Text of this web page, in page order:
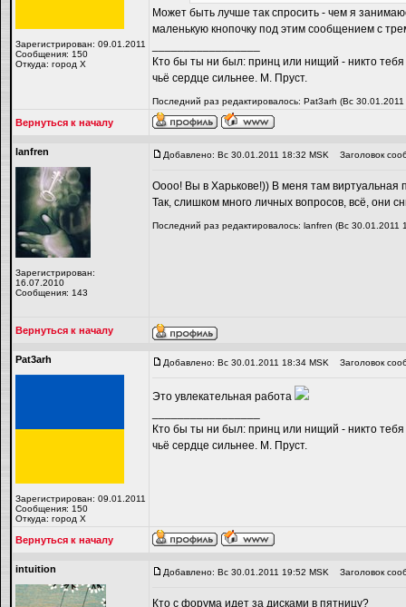
Зарегистрирован: 09.01.2011
Сообщения: 150
Откуда: город Х
Может быть лучше так спросить - чем я
маленькую кнопочку под этим сообщением с
Кто бы ты ни был: принц или нищий - никто
чьё сердце сильнее. М. Пруст.
Последний раз редактировалось: Pat3arh (Вс
Вернуться к началу
lanfren
Зарегистрирован:
16.07.2010
Сообщения: 143
Добавлено: Вс 30.01.2011 18:32 MSK Заголовок
Оооо! Вы в Харькове!)) В меня там виртуальная
Так, слишком много личных вопросов, всё, они
Последний раз редактировалось: lanfren (Вс 30.01.2011
Вернуться к началу
Pat3arh
Зарегистрирован: 09.01.2011
Сообщения: 150
Откуда: город Х
Добавлено: Вс 30.01.2011 18:34 MSK Заголовок
Это увлекательная работа
Кто бы ты ни был: принц или нищий - никто
чьё сердце сильнее. М. Пруст.
Вернуться к началу
intuition Добавлено: Вс 30.01.2011 19:52 MSK Заголовок
Кто с форума идет за дисками в пятницу?